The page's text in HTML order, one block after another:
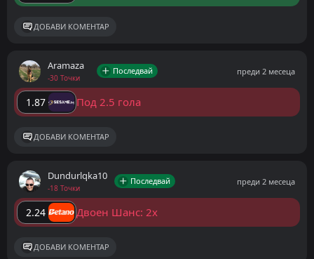
ДОБАВИ КОМЕНТАР
Aramaza
-30 Точки
Последвай преди 2 месеца
1.87 Под 2.5 гола
ДОБАВИ КОМЕНТАР
Dundurlqka10
-18 Точки
Последвай преди 2 месеца
2.24 Двоен Шанс: 2x
ДОБАВИ КОМЕНТАР